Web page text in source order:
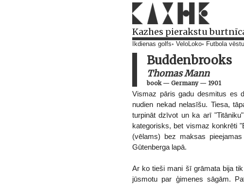
Kazhes pierakstu
Ikdienas golfs VeloLoko Futbola
Buddenbrooks
Thomas Mann
book— Germany— 1901
Vismaz pāris gadu desmitus es
nudien nekad nelasīšu. Tiesa,
turpināt dzīvot un ka arī
kategorisks, bet vismaz konkrēti
(vēlams) bez maksas
Gūtenberga lapā.
Ar ko tieši mani šī grāmata bija
jūsmotu par ģimenes sāgām.